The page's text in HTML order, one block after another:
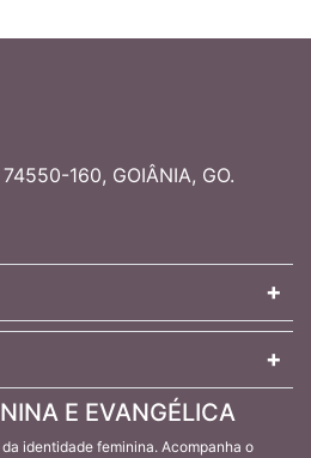
160, GOIÂNIA, GO.
E EVANGÉLICA
identidade feminina. Acompanha o